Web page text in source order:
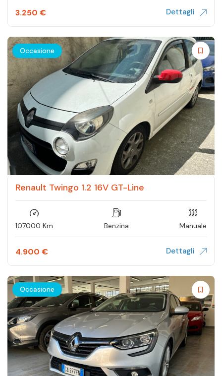
3.250 € Dettagli
Occasione
Renault Twingo 1.2 16V GT-Line
107000 Km Benzina Manuale
4.900 € Dettagli
Occasione